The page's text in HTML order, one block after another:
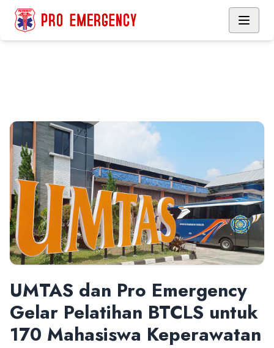
UMTAS dan Pro Emergency
Gelar Pelatihan BTCLS untuk
170 Mahasiswa Keperawatan